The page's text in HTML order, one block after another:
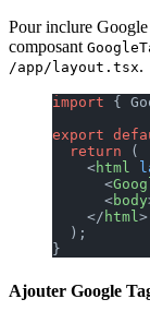
Pour inclure Google
composant
/app/layout.tsx.
import {
export
  return
(
    <
html
      <
      <
body
    </
html>
  );
}
Ajouter Google